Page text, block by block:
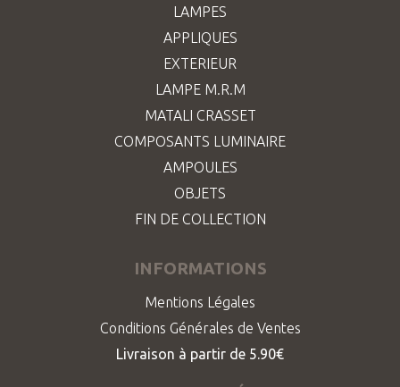
LAMPES
APPLIQUES
EXTERIEUR
LAMPE M.R.M
MATALI CRASSET
COMPOSANTS LUMINAIRE
AMPOULES
OBJETS
FIN DE COLLECTION
INFORMATIONS
Mentions Légales
Conditions Générales de Ventes
Livraison à partir de 5.90€